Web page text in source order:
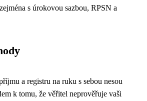
s úrokovou sazbou, RPSN a
a registru na ruku s sebou nesou
k tomu, že věřitel neprověřuje vaši